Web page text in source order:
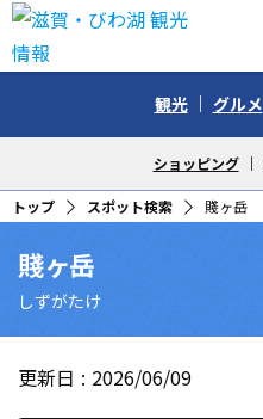
観光 グルメ
ショッピング
トップ スポット検索 賤ヶ岳
賤ヶ岳
しずがたけ
更新日 2026/06/09